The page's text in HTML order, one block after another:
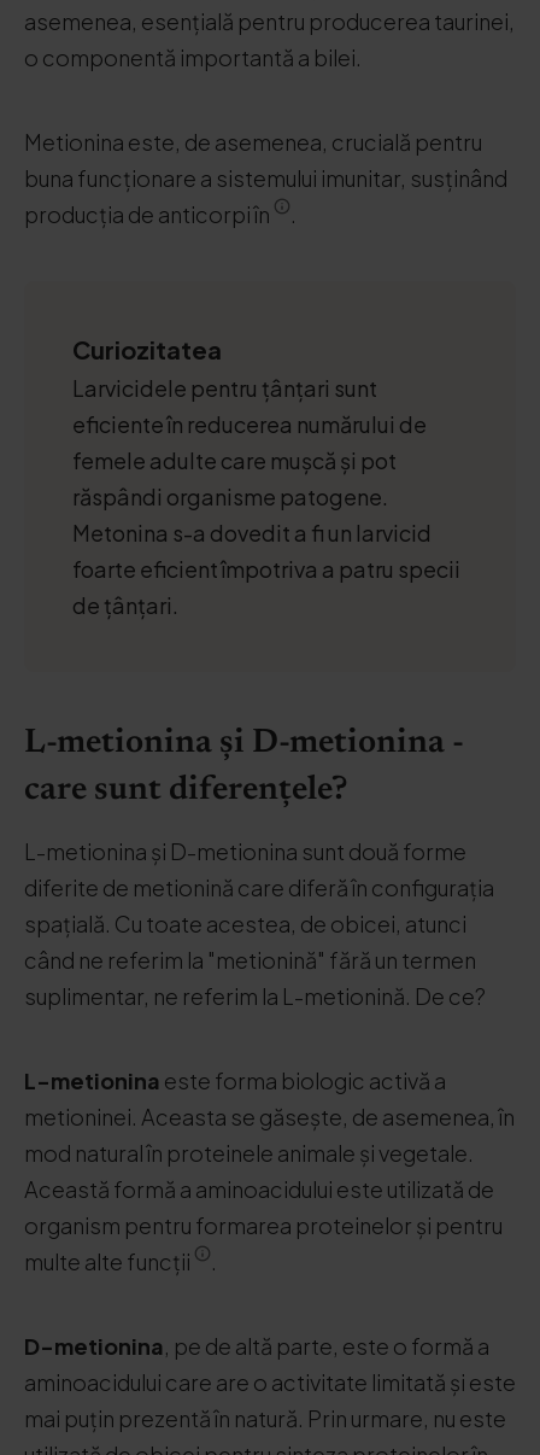
asemenea, esențială pentru producerea taurinei,
o componentă importantă a bilei.
Metionina este, de asemenea, crucială pentru
buna funcționare a sistemului imunitar, susținând
producția de anticorpi în
.
Curiozitatea
Larvicidele pentru țânțari sunt
eficiente în reducerea numărului de
femele adulte care mușcă și pot
răspândi organisme patogene.
Metonina s-a dovedit a fi un larvicid
foarte eficient împotriva a patru specii
de țânțari.
L-metionina și D-metionina -
care sunt diferențele?
L-metionina și D-metionina sunt două forme
diferite de metionină care diferă în configurația
spațială. Cu toate acestea, de obicei, atunci
când ne referim la "metionină" fără un termen
suplimentar, ne referim la L-metionină. De ce?
L-metionina este forma biologic activă a
metioninei. Aceasta se găsește, de asemenea, în
mod natural în proteinele animale și vegetale.
Această formă a aminoacidului este utilizată de
organism pentru formarea proteinelor și pentru
multe alte funcții
.
D-metionina, pe de altă parte, este o formă a
aminoacidului care are o activitate limitată și este
mai puțin prezentă în natură. Prin urmare, nu este